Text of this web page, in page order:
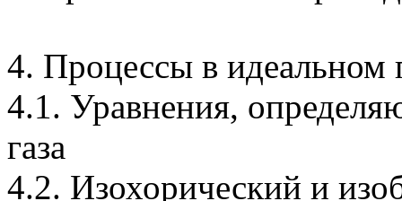
4. Процессы в идеальном
4.1. Уравнения,
газа
4.2. Изохорический и